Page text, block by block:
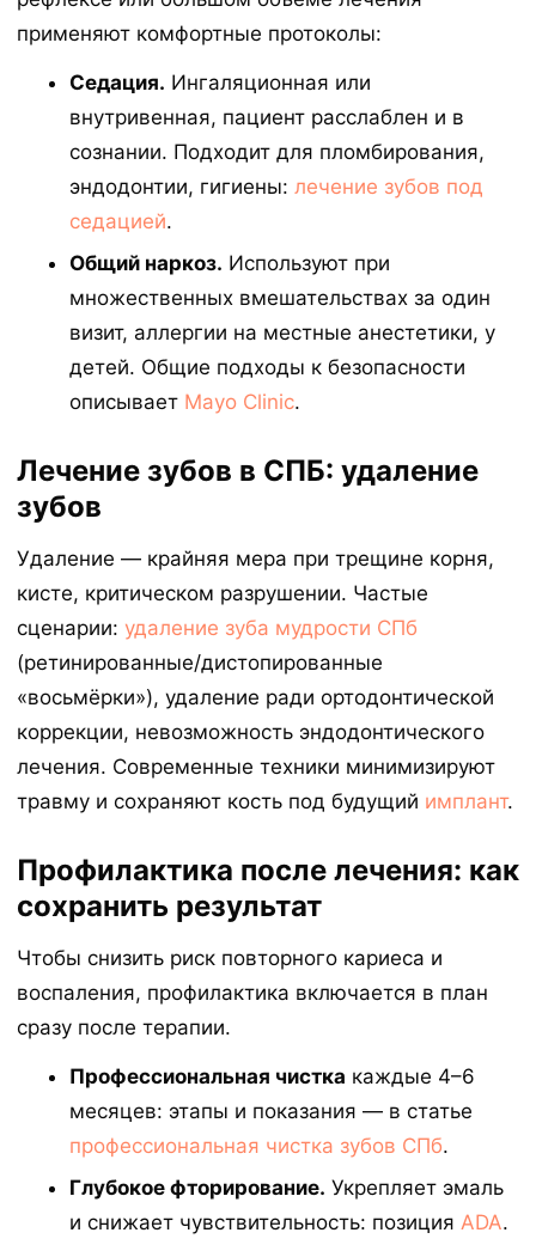
применяют комфортные протоколы:
Седация. Ингаляционная или
внутривенная, пациент расслаблен и в
сознании. Подходит для пломбирования,
эндодонтии, гигиены: лечение зубов под
седацией.
Общий наркоз. Используют при
множественных вмешательствах за один
визит, аллергии на местные анестетики, у
детей. Общие подходы к безопасности
описывает Mayo Clinic.
Лечение зубов в СПБ: удаление
зубов
Удаление — крайняя мера при трещине корня,
кисте, критическом разрушении. Частые
сценарии: удаление зуба мудрости СПб
(ретинированные/дистопированные
«восьмёрки»), удаление ради ортодонтической
коррекции, невозможность эндодонтического
лечения. Современные техники минимизируют
травму и сохраняют кость под будущий имплант.
Профилактика после лечения: как
сохранить результат
Чтобы снизить риск повторного кариеса и
воспаления, профилактика включается в план
сразу после терапии.
Профессиональная чистка каждые 4–6
месяцев: этапы и показания — в статье
профессиональная чистка зубов СПб.
Глубокое фторирование. Укрепляет эмаль
и снижает чувствительность: позиция ADA.